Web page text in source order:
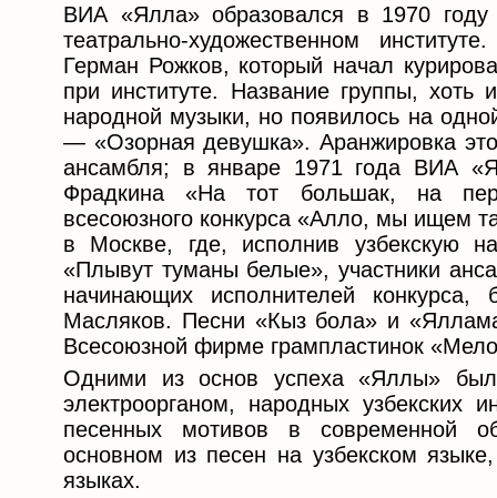
ВИА «Ялла» образовался в 1970 году
театрально-художественном
Герман Рожков, который начал
при институте. Название группы, хоть
народной музыки, но появилось на
— «Озорная девушка». Аранжировка
ансамбля; в январе 1971 года ВИА
Фрадкина «На тот большак, на
всесоюзного конкурса «Алло, мы ищем
в Москве, где, исполнив узбекскую
«Плывут туманы белые», участники
начинающих исполнителей
Масляков. Песни «Кыз бола» и
Всесоюзной фирме грампластинок
Одними из основ успеха «Яллы»
электроорганом, народных
песенных мотивов в современной
основном из песен на узбекском
языках.